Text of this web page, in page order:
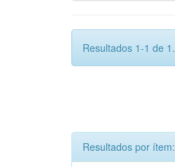
Resultados 1-1 de 1.
Resultados por ítem: